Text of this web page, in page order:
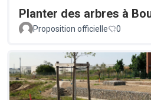
Planter des arbres à
Proposition officielle
0